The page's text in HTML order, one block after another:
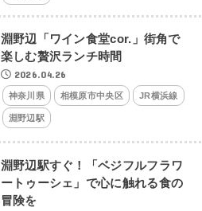
淵野辺「ワイン食堂cor.」街角で
楽しむ贅沢ランチ時間
2026.04.26
神奈川県 相模原市中央区 JR横浜線
淵野辺駅
淵野辺駅すぐ！「ベジフルフラワ
ートゥーシェ」で心に触れる食の
冒険を